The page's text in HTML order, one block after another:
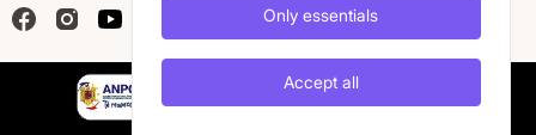
FacebookInstagramYouTube Only essentials
Accept all